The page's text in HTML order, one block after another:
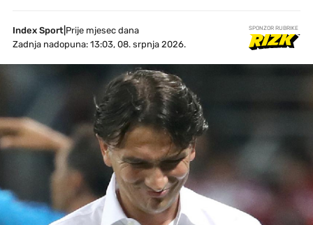
Index Sport
Prije mjesec dana
Zadnja nadopuna: 13:03, 08. srpnja 2026.
SPONZOR RUBRIKE